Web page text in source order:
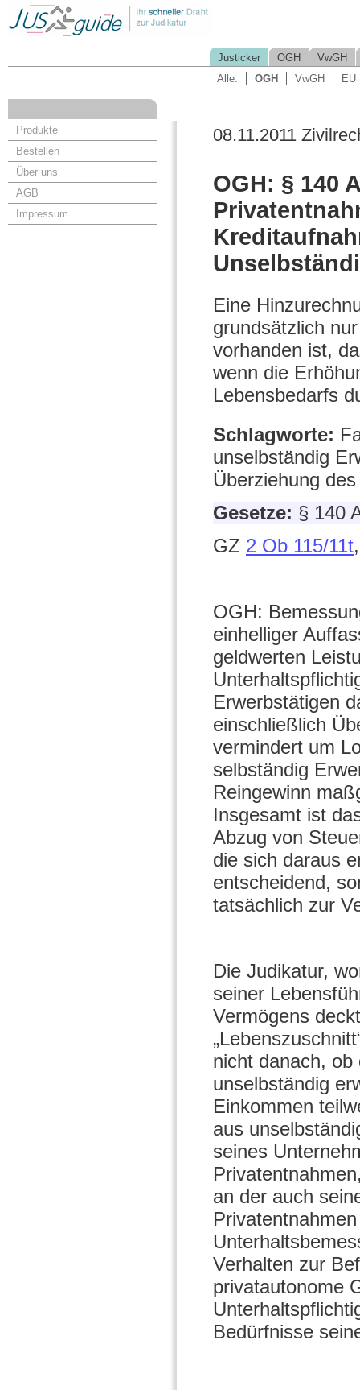
Justicker OGH
VwGH
Alle:
OGH VwGH EU
Produkte
Bestellen
Über uns
AGB
Impressum
08.11.2011
OGH: § 140
Eine
grundsätzlich
vorhanden ist,
wenn die
Lebensbedarfs
Schlagworte:
unselbständig
Überziehung
Gesetze: § 140
GZ 2 Ob 115/11t
OGH:
einhelliger
geldwerten
Erwerbstätigen
einschließlich
vermindert um
selbständig
Reingewinn
Insgesamt ist
Abzug von
die sich daraus
entscheidend,
tatsächlich zur
Die Judikatur,
seiner
Vermögens
nicht danach,
unselbständig
Einkommen
aus
seines
an der auch
Verhalten zur
privatautonome
Bedürfnisse